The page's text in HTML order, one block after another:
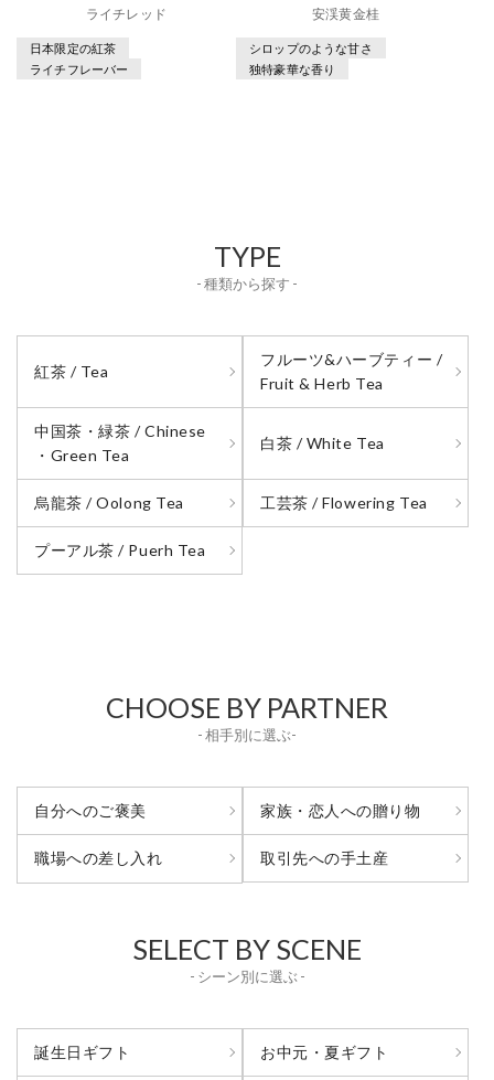
ライチレッド
日本限定の紅茶
ライチフレーバー
安渓黄金桂
シロップのような甘さ
独特豪華な香り
TYPE
- 種類から探す -
紅茶 / Tea
フルーツ&ハーブティー /
Fruit & Herb Tea
中国茶・緑茶 / Chinese
・Green Tea
白茶 / White Tea
烏龍茶 / Oolong Tea 工芸茶 / Flowering Tea
プーアル茶 / Puerh Tea
CHOOSE BY PARTNER
- 相手別に選ぶ-
自分へのご褒美 家族・恋人への贈り物
職場への差し入れ 取引先への手土産
SELECT BY SCENE
- シーン別に選ぶ -
誕生日ギフト お中元・夏ギフト